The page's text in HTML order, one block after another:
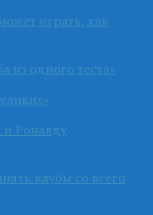
играть, как
из одного теста»
и Роналду
клубы со всего